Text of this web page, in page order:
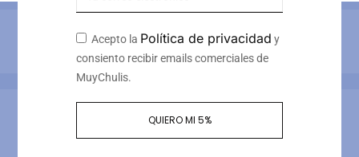
Métodos de pago
Información de contacto
Acepto la Política de privacidad y
consiento recibir emails comerciales de
MuyChulis.
QUIERO MI 5%